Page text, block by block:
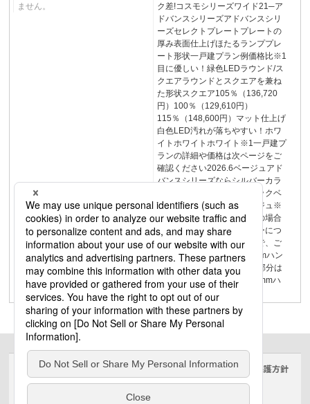
ません。
ク差!コスモシリーズワイド21─ア
ドバンスシリーズアドバンスシリ
ーズセレクトプレートプレートの
厚み表面仕上げほたるランププレ
ート形状一戸建プラン例価格比※1
目に優しい！緑色LEDラウンド/ス
クエアラウンドとスクエアを兼ね
た形状スクエア105％（136,720
円）100％（129,610円）
115％（148,600円）マット仕上げ
白色LED汚れが落ちやすい！ホワ
イトホワイトホワイト※1一戸建プ
ランの詳細や価格は次ページをご
確認ください2026.6ベージュアド
バンスシリーズならシルバーカラ
ーラインアップグレーブラックベ
ージュグレーブラックベージュ※
記載の価格比はホワイト色の場合
です。ホワイト以外のカラーにつ
いては価格が異なりますので、ご
留意ください。8.8mm6.8mmハン
ドル部分は7.6mmハンドル部分は
12mmプレートの厚み：6.8mmハ
ンドル部分の厚み：7.6mm
サイトのご利用にあたって クッキーポリシー 個人情報保護方針
電気・建築設備（ビジネス）